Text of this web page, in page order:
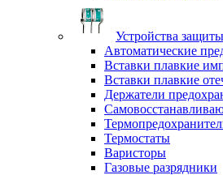
Устройства
Автоматические
Вставки плавкие
Вставки плавкие
Держатели
Термостаты
Варисторы
Газовые разрядники